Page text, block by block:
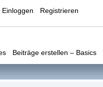
Einloggen Registrieren
Beiträge erstellen – Basics